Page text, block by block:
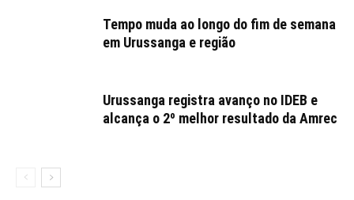
Tempo muda ao longo do fim de semana
em Urussanga e região
Urussanga registra avanço no IDEB e
alcança o 2º melhor resultado da Amrec